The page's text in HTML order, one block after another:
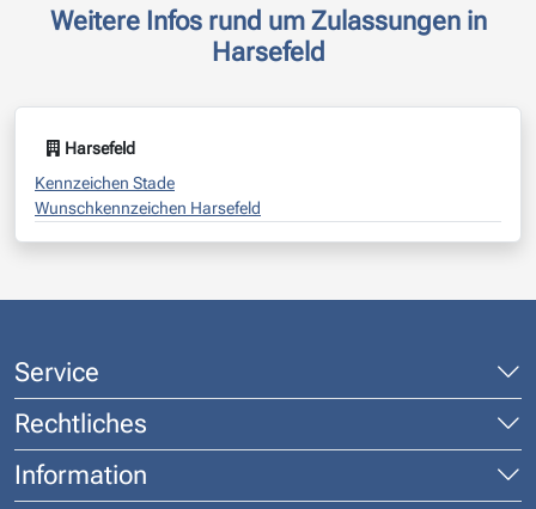
Weitere Infos rund um Zulassungen in
Harsefeld
Harsefeld
Kennzeichen Stade
Wunschkennzeichen Harsefeld
Service
Rechtliches
Information